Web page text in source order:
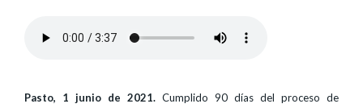
Pasto, 1 junio de 2021. Cumplido 90 días del proceso de